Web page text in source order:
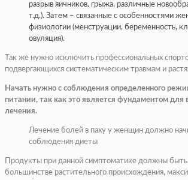
разрыв яичников, грыжа, различные
т.д.). Затем – связанные с особенностями
физиологии (менструации, беременность,
овуляция).
Так же нужно исключить профессиональных
подвергающихся систематическим травмам и
Начать нужно с соблюдения определенного
питании, так как это является фундаментом для
лечения.
Лечение болей в паху у женщин должно
соблюдения диеты
Продукты при данной симптоматике должны быть
большинстве растительного происхождения,